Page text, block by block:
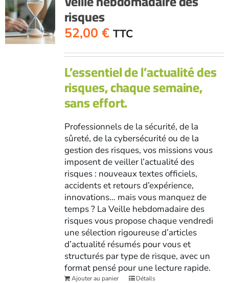
risques
52,00 € TTC
L’essentiel de l’actualité des
risques, chaque semaine,
sans effort.
Professionnels de la sécurité, de la
sûreté, de la cybersécurité ou de la
gestion des risques, vos missions vous
imposent de veiller l’actualité des
risques : nouveaux textes officiels,
accidents et retours d’expérience,
innovations… mais vous manquez de
temps ? La Veille hebdomadaire des
risques vous propose chaque vendredi
une sélection rigoureuse d’articles
d’actualité résumés pour vous et
structurés par type de risque, avec un
format pensé pour une lecture rapide.
Ajouter au panier Détails